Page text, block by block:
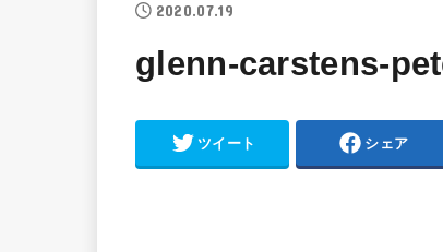
2020.07.19
glenn-carstens-
ツイート シェア